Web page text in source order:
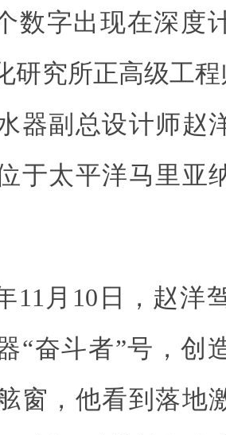
数字出现在深度
研究所正高级工
器副总设计师赵
于太平洋马里亚
11月10日，赵洋
“奋斗者”号，创
窗，他看到落地